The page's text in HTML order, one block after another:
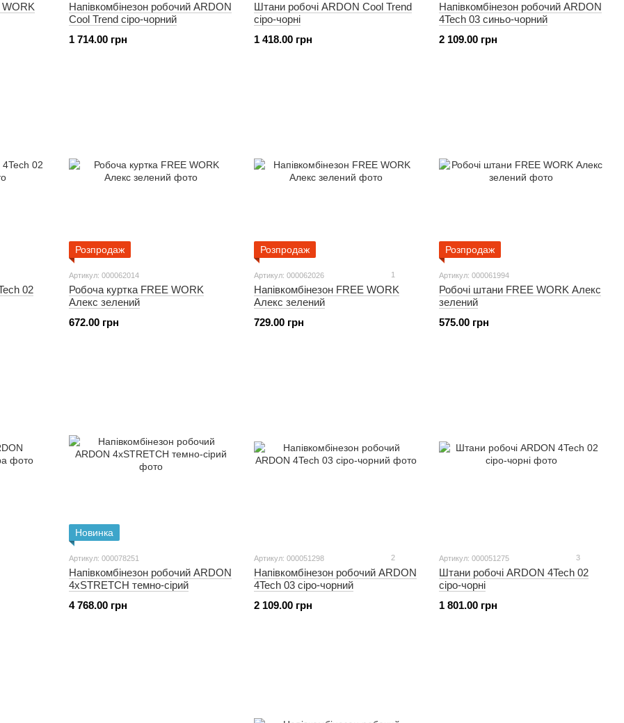
Напівкомбінезон робочий ARDON
Cool Trend сіро-чорний
1 714.00 грн
Штани робочі ARDON Cool Trend
сіро-чорні
1 418.00 грн
Напівкомбінезон робочий ARDON
4Tech 03 синьо-чорний
2 109.00 грн
02
Розпродаж
Артикул: 000062014
Робоча куртка FREE WORK
Алекс зелений
672.00 грн
Розпродаж
Артикул: 000062026 1
Напівкомбінезон FREE WORK
Алекс зелений
729.00 грн
Розпродаж
Артикул: 000061994
Робочі штани FREE WORK Алекс
зелений
575.00 грн
Новинка
Артикул: 000078251
Напівкомбінезон робочий ARDON
4xSTRETCH темно-сірий
4 768.00 грн
Артикул: 000051298 2
Напівкомбінезон робочий ARDON
4Tech 03 сіро-чорний
2 109.00 грн
Артикул: 000051275 3
Штани робочі ARDON 4Tech 02
сіро-чорні
1 801.00 грн